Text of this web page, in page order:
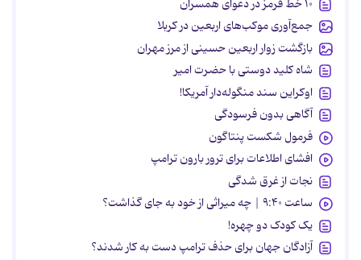
۱۰ خط قرمز در دعوای همسران
جمع‌آوری موکب‌های اربعین در کربلا
بازگشت زوار اربعین حسینی از مرز مهران
شاه کلید دوستی با حضرت امیر
اوکراین سند منگوله‌دار آمریکا!
آگاهی بدون فرسودگی
فرمول شکست پنتاگون
افشای اطلاعات برای ترور بارون ترامپ
نجات از غرق شدگی
ساعت ۹:۴۰ | چه میراثی از خود به جای گذاشت؟
یک کودک دو چهره!
آزادگان جهان برای حذف ترامپ دست به کار شدند؟